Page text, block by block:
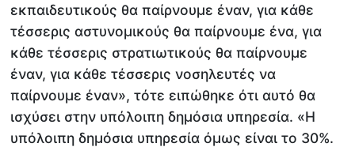
εκπαιδευτικούς θα παίρνουμε έναν, για κάθε
τέσσερις αστυνομικούς θα παίρνουμε ένα, για
κάθε τέσσερις στρατιωτικούς θα παίρνουμε
έναν, για κάθε τέσσερις νοσηλευτές να
παίρνουμε έναν», τότε ειπώθηκε ότι αυτό θα
ισχύσει στην υπόλοιπη δημόσια υπηρεσία. «Η
υπόλοιπη δημόσια υπηρεσία όμως είναι το 30%.